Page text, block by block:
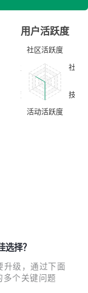
用户活跃度
择？
级，通过下面
个关键问题